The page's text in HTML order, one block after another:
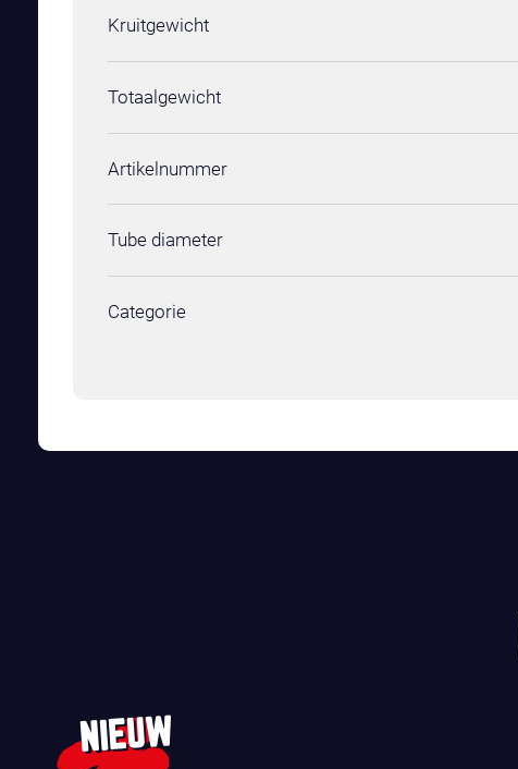
Kruitgewicht
Totaalgewicht
Artikelnummer
Tube diameter
Categorie
NIEUW